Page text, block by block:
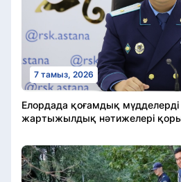
7 тамыз, 2026
Елордада қоғамдық мүдделерді
жартыжылдық нәтижелері